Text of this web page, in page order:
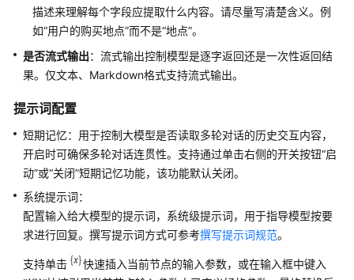
流
础
节
通
用
节
大
模
型
描述来理解每个字段应提取什么内容。请尽量写清楚含义。例
如“用户的购买地点”而不是“地点”。
是否流式输出：流式输出控制模型是逐字返回还是一次性返回结
果。仅文本、Markdown格式支持流式输出。
提示词配置
短期记忆：用于控制大模型是否读取多轮对话的历史交互内容，
开启时可确保多轮对话连贯性。支持通过单击右侧的开关按钮“启
动”或“关闭”短期记忆功能，该功能默认关闭。
系统提示词：
配置输入给大模型的提示词，系统级提示词，用于指导模型按要
求进行回复。撰写提示词方式可参考撰写提示词规范。
支持单击
快速插入当前节点的输入参数，或在输入框中键入